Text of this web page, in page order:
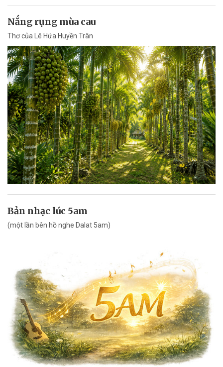
Nắng rụng mùa cau
Thơ của Lê Hứa Huyền Trân
Bản nhạc lúc 5am
(một lần bên hồ nghe Dalat 5am)